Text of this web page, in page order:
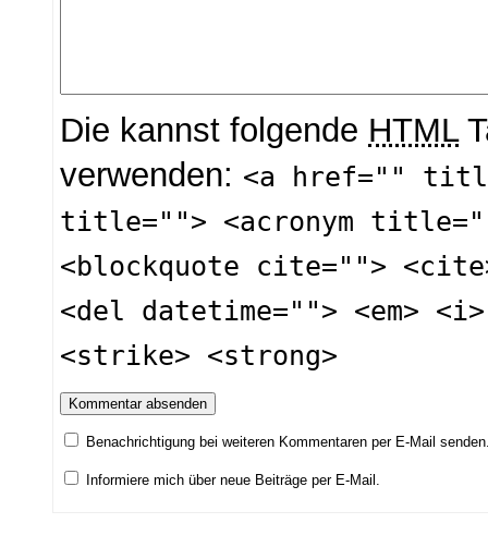
Die kannst folgende HTML
verwenden: <a href=""
title=""> <acronym
<blockquote cite="">
<del datetime=""> <em>
<strike> <strong>
Benachrichtigung bei weiteren Kommentaren per E-Mail
Informiere mich über neue Beiträge per E-Mail.